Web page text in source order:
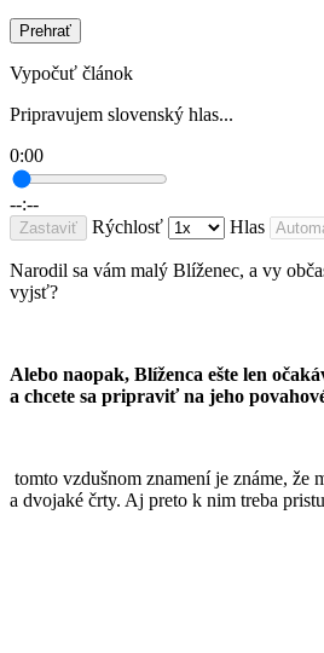
Prehrať
Vypočuť článok
Pripravujem slovenský hlas...
0:00
--:--
Zastaviť Rýchlosť Hlas
Narodil sa vám malý Blíženec, a vy
vyjsť?
Alebo naopak, Blíženca ešte len
a chcete sa pripraviť na jeho
tomto vzdušnom znamení je známe, že
a dvojaké črty. Aj preto k nim treba